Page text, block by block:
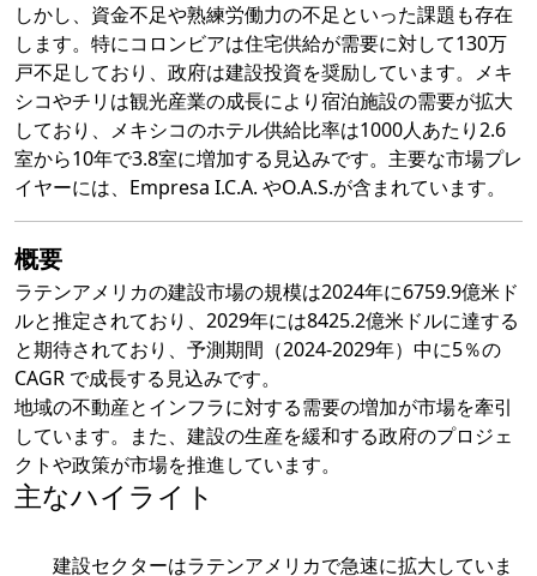
しかし、資金不足や熟練労働力の不足といった課題も存在
します。特にコロンビアは住宅供給が需要に対して130万
戸不足しており、政府は建設投資を奨励しています。メキ
シコやチリは観光産業の成長により宿泊施設の需要が拡大
しており、メキシコのホテル供給比率は1000人あたり2.6
室から10年で3.8室に増加する見込みです。主要な市場プレ
イヤーには、Empresa I.C.A. やO.A.S.が含まれています。
概要
ラテンアメリカの建設市場の規模は2024年に6759.9億米ド
ルと推定されており、2029年には8425.2億米ドルに達する
と期待されており、予測期間（2024-2029年）中に5％の
CAGR で成長する見込みです。
地域の不動産とインフラに対する需要の増加が市場を牽引
しています。また、建設の生産を緩和する政府のプロジェ
クトや政策が市場を推進しています。
主なハイライト
建設セクターはラテンアメリカで急速に拡大していま